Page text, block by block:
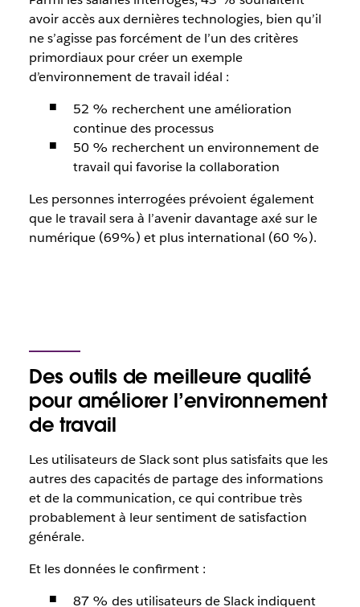
avoir accès aux dernières technologies, bien qu’il
ne s’agisse pas forcément de l’un des critères
primordiaux pour créer un exemple
d’environnement de travail idéal :
52 % recherchent une amélioration
continue des processus
50 % recherchent un environnement de
travail qui favorise la collaboration
Les personnes interrogées prévoient également
que le travail sera à l’avenir davantage axé sur le
numérique (69%) et plus international (60 %).
Des outils de meilleure qualité
pour améliorer l’environnement
de travail
Les utilisateurs de Slack sont plus satisfaits que les
autres des capacités de partage des informations
et de la communication, ce qui contribue très
probablement à leur sentiment de satisfaction
générale.
Et les données le confirment :
87 % des utilisateurs de Slack indiquent